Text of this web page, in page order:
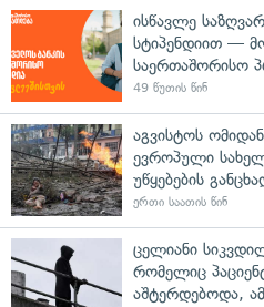
ისწავლე
სტიპენდიით —
საერთაშორისო
49 წუთის წინ
აგვისტოს
ევროპული
უწყებების
ერთი საათის წინ
ცელიანი
რომელიც
აშტერდებოდა,